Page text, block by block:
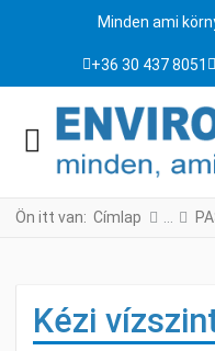
Minden ami
+36 30 437 8051
Ön itt van: Címlap
Kézi